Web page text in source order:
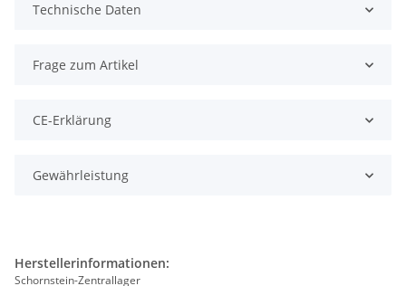
Technische Daten
Frage zum Artikel
CE-Erklärung
Gewährleistung
Herstellerinformationen:
Schornstein-Zentrallager